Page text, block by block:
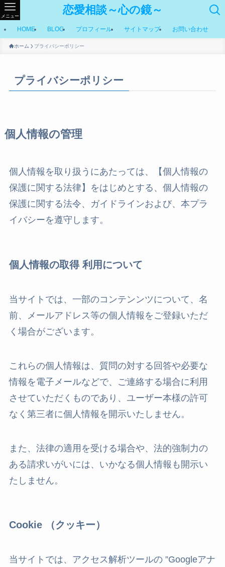
恋愛相談～心の鏡～
メニュー
HOME BLOG プロフィール サイトマップ お問い合わせ
ホーム プライバシーポリシー
プライバシーポリシー
個人情報の管理
個人情報を取り扱うにあたっては、【個人情報の
保護に関する法律】をはじめとする、個人情報の
保護に関する法令、ガイドラインおよび、本プラ
イバシーを遵守します。
個人情報の取得 利用について
当サイトでは、一部のコンテンンツについて、名
前、メールアドレス等の個人情報をご登録いただ
く場合がございます。
これらの個人情報は、質問の対する回答や必要な
情報を電子メールなどで、ご連絡する場合に利用
させていただくものであり、ユーザー本様の許可
なく第三者に個人情報を開示いたしません。
また、法律の適用を受ける場合や、法的強制力の
ある請求いがいには、いかなる個人情報も開示い
たしません。
Cookie （クッキー）
当サイトでは、アクセス解析ツールの ”Googleアナ